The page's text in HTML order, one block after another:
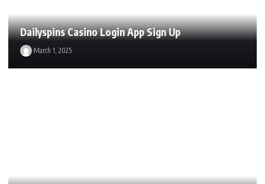
Dailyspins Casino Login App Sign Up
March 1, 2025